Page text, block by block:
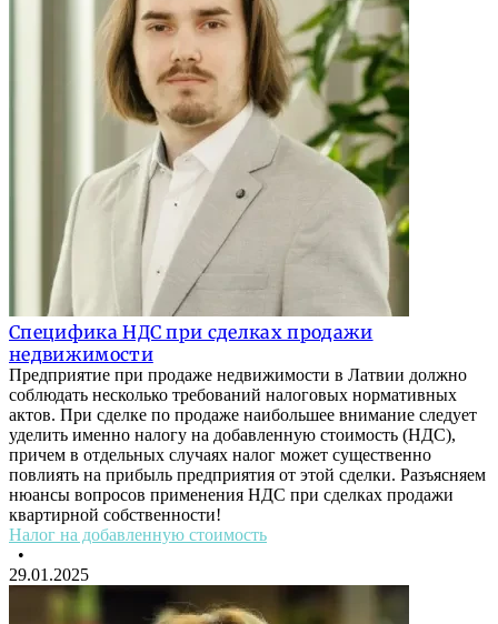
Специфика НДС при сделках продажи
недвижимости
Предприятие при продаже недвижимости в Латвии должно
соблюдать несколько требований налоговых нормативных
актов. При сделке по продаже наибольшее внимание следует
уделить именно налогу на добавленную стоимость (НДС),
причем в отдельных случаях налог может существенно
повлиять на прибыль предприятия от этой сделки. Разъясняем
нюансы вопросов применения НДС при сделках продажи
квартирной собственности!
Налог на добавленную стоимость
•
29.01.2025